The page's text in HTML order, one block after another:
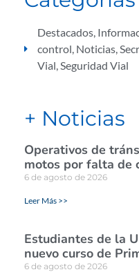
Destacados,
control, Noticias,
Vial,Seguridad Vial
+ Noticias
Operativos de
motos por falta de
6 de agosto de 2026
Leer Más >>
Estudiantes de la
nuevo curso de
6 de agosto de 2026